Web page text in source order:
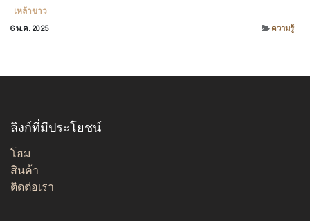
เหล้าขาว
6 พ.ค. 2025 ความรู้
ลิงก์ที่มีประโยชน์
โฮม
สินค้า
ติดต่อเรา